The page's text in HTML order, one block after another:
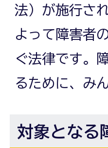
法）が施行さ
よって障害者
ぐ法律です。
るために、み
対象となる